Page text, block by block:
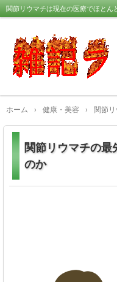
関節リウマチは現在の医療でほとん
ホーム › 健康・美容 › 関節
関節リウマチの
のか